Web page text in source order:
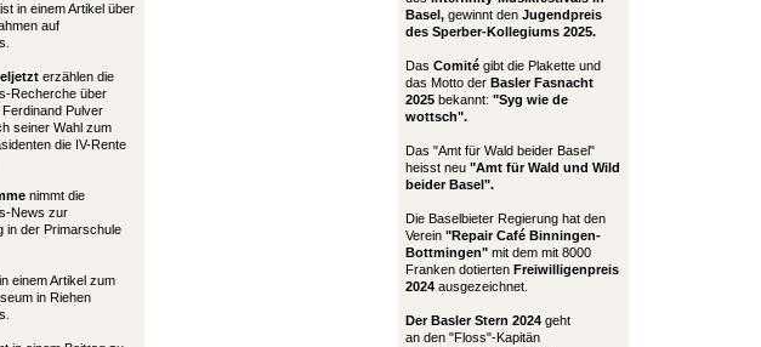
in einem Artikel über
auf
erzählen die
Recherche über
Pulver
seiner Wahl zum
die IV-Rente
nimmt die
News zur
in der Primarschule
einem Artikel zum
in Riehen
Basel, gewinnt den Jugendpreis
des Sperber-Kollegiums 2025.
Das Comité gibt die Plakette und
das Motto der Basler Fasnacht
2025 bekannt: "Syg wie de
wottsch".
Das "Amt für Wald beider Basel"
heisst neu "Amt für Wald und Wild
beider Basel".
Die Baselbieter Regierung hat den
Verein "Repair Café Binningen-
Bottmingen" mit dem mit 8000
Franken dotierten Freiwilligenpreis
2024 ausgezeichnet.
Der Basler Stern 2024 geht
an den "Floss"-Kapitän